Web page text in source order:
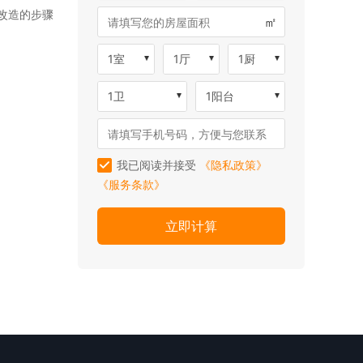
造的步骤 ㎡
1室 1厅 1厨
1卫 1阳台
我已阅读并接受
《隐私政策》
《服务条款》